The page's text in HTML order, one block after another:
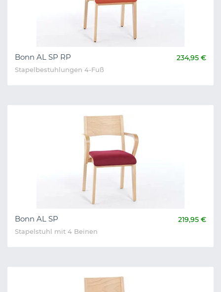
Bonn AL SP RP 234,95 €
Stapelbestuhlungen 4-Fuß
Bonn AL SP 219,95 €
Stapelstuhl mit 4 Beinen